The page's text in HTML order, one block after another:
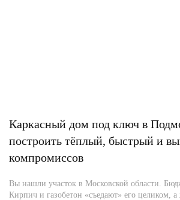
Каркасный дом под ключ в
построить тёплый, быстрый и
компромиссов
Вы нашли участок в Московской области.
Кирпич и газобетон «съедают» его целиком, а